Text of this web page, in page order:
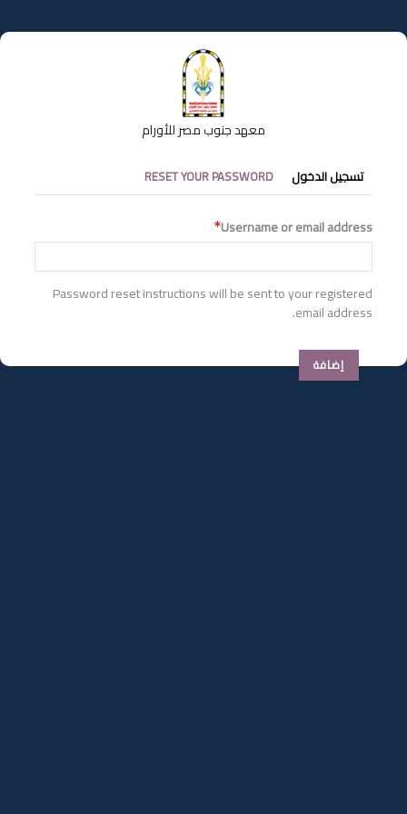
إلى
المحتوى
معهد جنوب مصر للأورام
التبويبات
الأساسية
تسجيل الدخول RESET YOUR PASSWORD
Username or email address
Password reset instructions will be sent to your registered
email address.